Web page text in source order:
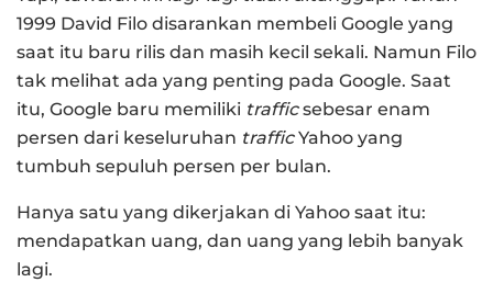
1999 David Filo disarankan membeli Google yang
saat itu baru rilis dan masih kecil sekali. Namun Filo
tak melihat ada yang penting pada Google. Saat
itu, Google baru memiliki trafficsebesar enam
persen dari keseluruhan trafficYahoo yang
tumbuh sepuluh persen per bulan.
Hanya satu yang dikerjakan di Yahoo saat itu:
mendapatkan uang, dan uang yang lebih banyak
lagi.